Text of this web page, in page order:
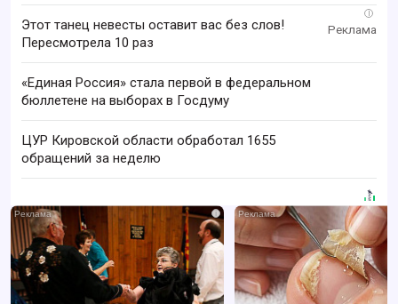
i
Этот танец невесты оставит вас без слов!
Пересмотрела 10 раз
«Единая Россия» стала первой в федеральном
бюллетене на выборах в Госдуму
ЦУР Кировской области обработал 1655
обращений за неделю
i